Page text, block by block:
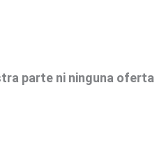
parte ni ninguna oferta